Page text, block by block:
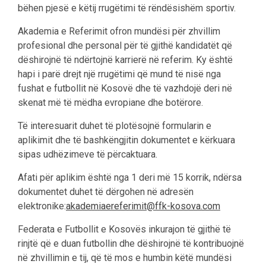
bëhen pjesë e këtij rrugëtimi të rëndësishëm sportiv.
Akademia e Referimit ofron mundësi për zhvillim
profesional dhe personal për të gjithë kandidatët që
dëshirojnë të ndërtojnë karrierë në referim. Ky është
hapi i parë drejt një rrugëtimi që mund të nisë nga
fushat e futbollit në Kosovë dhe të vazhdojë deri në
skenat më të mëdha evropiane dhe botërore.
Të interesuarit duhet të plotësojnë formularin e
aplikimit dhe të bashkëngjitin dokumentet e kërkuara
sipas udhëzimeve të përcaktuara.
Afati për aplikim është nga 1 deri më 15 korrik, ndërsa
dokumentet duhet të dërgohen në adresën
elektronike:akademiaereferimit@ffk-kosova.com
Federata e Futbollit e Kosovës inkurajon të gjithë të
rinjtë që e duan futbollin dhe dëshirojnë të kontribuojnë
në zhvillimin e tij, që të mos e humbin këtë mundësi